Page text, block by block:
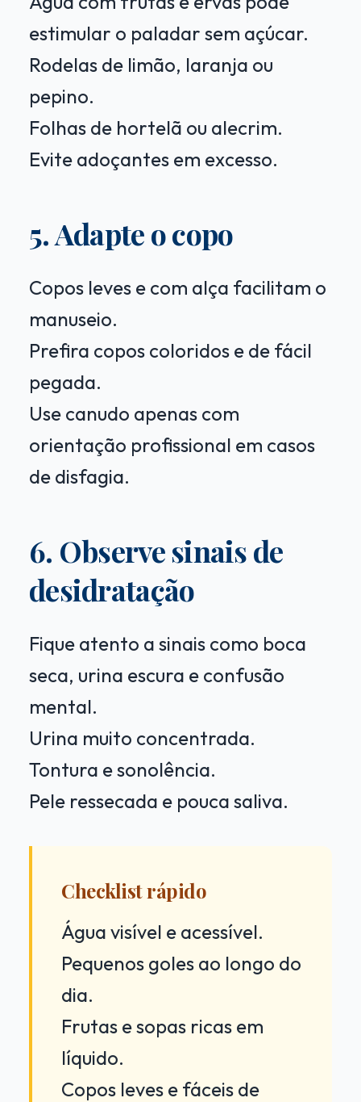
estimular o paladar sem açúcar.
Rodelas de limão, laranja ou
pepino.
Folhas de hortelã ou alecrim.
Evite adoçantes em excesso.
5. Adapte o copo
Copos leves e com alça facilitam o
manuseio.
Prefira copos coloridos e de fácil
pegada.
Use canudo apenas com
orientação profissional em casos
de disfagia.
6. Observe sinais de
desidratação
Fique atento a sinais como boca
seca, urina escura e confusão
mental.
Urina muito concentrada.
Tontura e sonolência.
Pele ressecada e pouca saliva.
Checklist rápido
Água visível e acessível.
Pequenos goles ao longo do
dia.
Frutas e sopas ricas em
líquido.
Copos leves e fáceis de